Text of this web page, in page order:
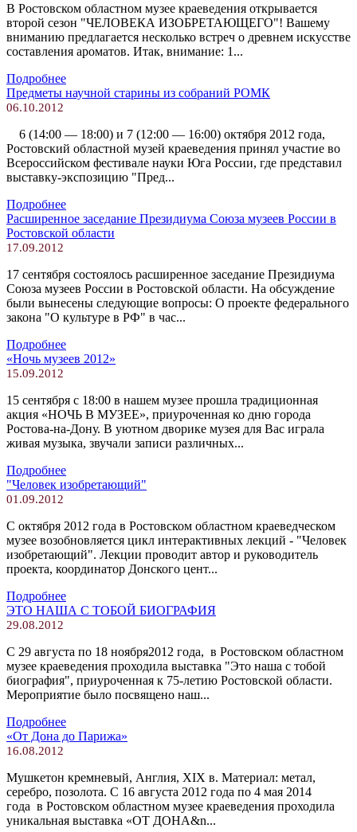
В Ростовском областном музее краеведения открывается
второй сезон "ЧЕЛОВЕКА ИЗОБРЕТАЮЩЕГО"! Вашему
вниманию предлагается несколько встреч о древнем искусстве
составления ароматов. Итак, внимание: 1...
Подробнее
Предметы научной старины из собраний РОМК
06.10.2012
6 (14:00 — 18:00) и 7 (12:00 — 16:00) октября 2012 года,
Ростовский областной музей краеведения принял участие во
Всероссийском фестивале науки Юга России, где представил
выставку-экспозицию "Пред...
Подробнее
Расширенное заседание Президиума Союза музеев России в
Ростовской области
17.09.2012
17 сентября состоялось расширенное заседание Президиума
Союза музеев России в Ростовской области. На обсуждение
были вынесены следующие вопросы: О проекте федерального
закона "О культуре в РФ" в час...
Подробнее
«Ночь музеев 2012»
15.09.2012
15 сентября с 18:00 в нашем музее прошла традиционная
акция «НОЧЬ В МУЗЕЕ», приуроченная ко дню города
Ростова-на-Дону. В уютном дворике музея для Вас играла
живая музыка, звучали записи различных...
Подробнее
"Человек изобретающий"
01.09.2012
С октября 2012 года в Ростовском областном краеведческом
музее возобновляется цикл интерактивных лекций - "Человек
изобретающий". Лекции проводит автор и руководитель
проекта, координатор Донского цент...
Подробнее
ЭТО НАША С ТОБОЙ БИОГРАФИЯ
29.08.2012
С 29 августа по 18 ноября2012 года, в Ростовском областном
музее краеведения проходила выставка "Это наша с тобой
биография", приуроченная к 75-летию Ростовской области.
Мероприятие было посвящено наш...
Подробнее
«‎От Дона до Парижа»
16.08.2012
Мушкетон кремневый, Англия, XIX в. Материал: метал,
серебро, позолота. С 16 августа 2012 года по 4 мая 2014
года в Ростовском областном музее краеведения проходила
уникальная выставка «ОТ ДОНА&n...